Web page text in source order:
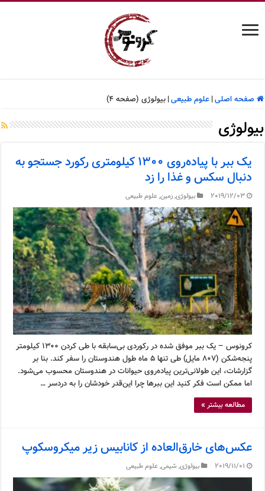
صفحه اصلی| علوم طبیعی| بیولوژی (صفحه 4)
بیولوژی
یک ببر با پیاده‌روی ۱۳۰۰ کیلومتری رکورد جستجو به
دنبال سکس و غذا را زد
2019/12/03 بیولوژی,زمین,علوم طبیعی
کرونوس – یک ببر موفق شده در رکوردی بی‌سابقه با طی کردن ۱۳۰۰ کیلومتر
پنجه‌شکن (۸۰۷ مایل) طی تنها ۵ ماه طول هندوستان را سفر کند. بنا بر
گزارشات، این طولانی‌ترین پیاده‌روی حیوانات در هندوستان محسوب می‌شود.
اما ممکن است فکر کنید این ببرها چرا این‌قدر خودشان را به دردسر …
مطالعه بیشتر »
عکس‌های خارق‌العاده از کانابیس زیر میکروسکوپ
2019/11/01 بیولوژی, شیمی,علوم طبیعی